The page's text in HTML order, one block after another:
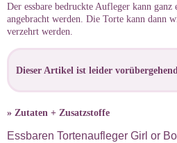
Der essbare bedruckte Aufleger kann
angebracht werden. Die Torte kann dann
verzehrt werden.
Dieser Artikel ist leider
» Zutaten + Zusatzstoffe
Essbaren Tortenaufleger Girl or